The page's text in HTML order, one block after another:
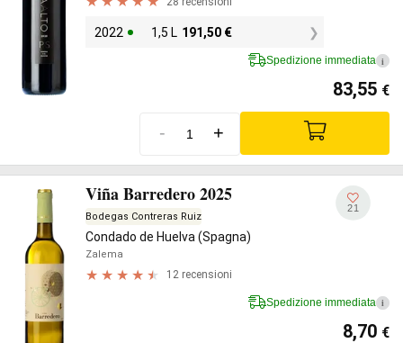
2022 1,5 L 191,50 €
Spedizione immediata i
83,55 €
- +
Viña Barredero 2025
Bodegas Contreras Ruiz
Condado de Huelva (Spagna)
Zalema
12 recensioni
21
Spedizione immediata i
8,70 €